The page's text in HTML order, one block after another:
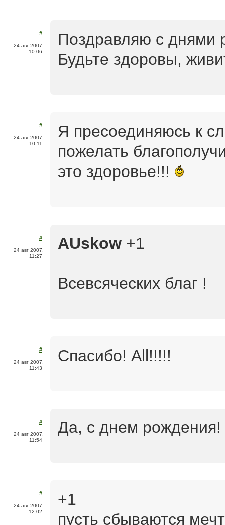
#
24 авг 2007,
10:06
Поздравляю с днями
Будьте здоровы,
#
24 авг 2007,
10:11
Я пресоединяюсь к
пожелать
это здоровье!!!
#
24 авг 2007,
11:27
AUskow +1
Всевсяческих благ !
#
24 авг 2007,
11:43
Спасибо! All!!!!!
#
24 авг 2007,
11:54
Да, с днем
#
24 авг 2007,
12:02
+1
пусть сбываются